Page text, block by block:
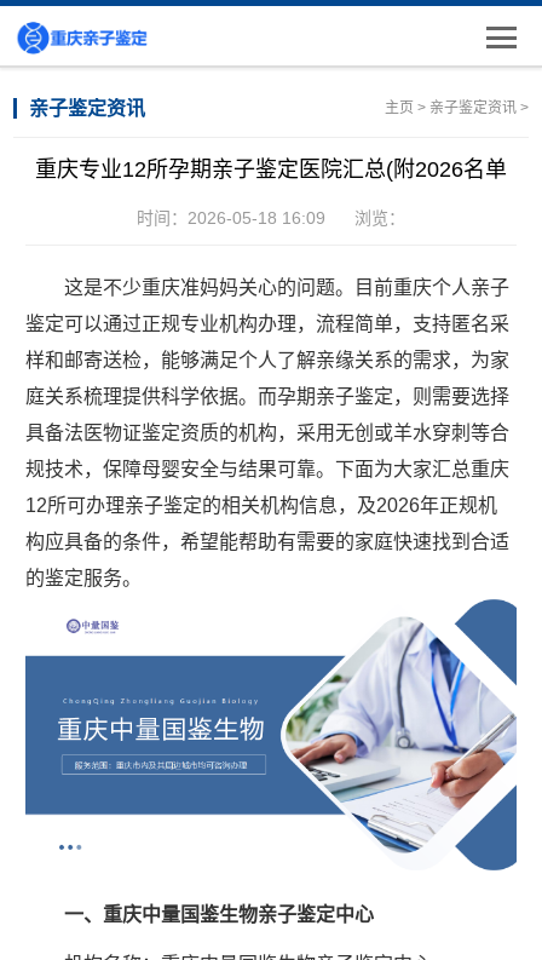
亲子鉴定资讯 主页 > 亲子鉴定资讯>
重庆专业12所孕期亲子鉴定医院汇总(附2026名单
时间：2026-05-18 16:09 浏览：
这是不少重庆准妈妈关心的问题。目前重庆个人亲子
鉴定可以通过正规专业机构办理，流程简单，支持匿名采
样和邮寄送检，能够满足个人了解亲缘关系的需求，为家
庭关系梳理提供科学依据。而孕期亲子鉴定，则需要选择
具备法医物证鉴定资质的机构，采用无创或羊水穿刺等合
规技术，保障母婴安全与结果可靠。下面为大家汇总重庆
12所可办理亲子鉴定的相关机构信息，及2026年正规机
构应具备的条件，希望能帮助有需要的家庭快速找到合适
的鉴定服务。
一、重庆中量国鉴生物亲子鉴定中心